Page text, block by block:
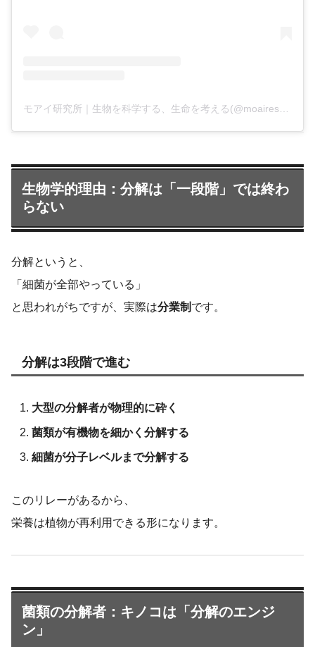
モアイ研究所｜生物を科学する、生命を考える(@moairesearchlab)がシェアした投稿
生物学的理由：分解は「一段階」では終わ
らない
分解というと、
「細菌が全部やっている」
と思われがちですが、実際は分業制 です。
分解は3段階で進む
大型の分解者が物理的に砕く
菌類が有機物を細かく分解する
細菌が分子レベルまで分解する
このリレーがあるから、
栄養は植物が再利用できる形になります。
菌類の分解者：キノコは「分解のエンジ
ン」